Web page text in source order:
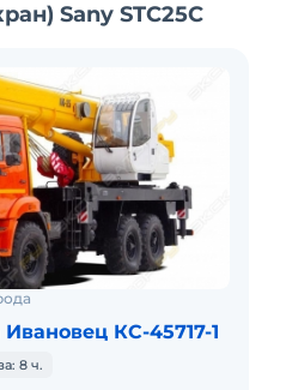
Sany STC25C
КС-45717-1
8 ч.